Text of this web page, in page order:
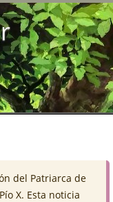
del Patriarca de
X. Esta noticia